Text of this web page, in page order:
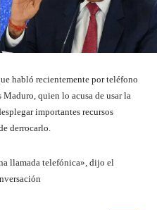
habló recientemente por teléfono
quien lo acusa de usar la
importantes recursos
derrocarlo.
llamada telefónica», dijo el